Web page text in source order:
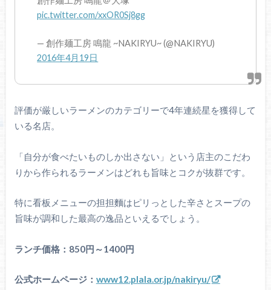
pic.twitter.com/xxOR0Sj8gg
— 創作麺工房 鳴龍 ~NAKIRYU~ (@NAKIRYU)
2016年4月19日
評価が厳しいラーメンのカテゴリーで4年連続星を獲得して
いる名店。
「自分が食べたいものしか出さない」という店主のこだわ
りから作られるラーメンはどれも旨味とコクが抜群です。
特に看板メニューの担担麵はピリっとした辛さとスープの
旨味が調和した最高の逸品といえるでしょう。
ランチ価格：850円～1400円
公式ホームページ： www12.plala.or.jp/nakiryu/